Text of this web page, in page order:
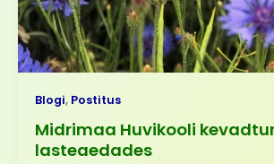
Blogi, Postitus
Midrimaa Huvikooli
lasteaedades